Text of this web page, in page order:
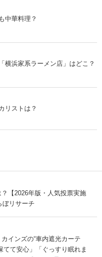
中華料理？
横浜家系ラーメン店」はどこ？
リストは？
【2026年版・人気投票実施
ぼリサーチ
インズの“車内遮光カーテ
て安心」「ぐっすり眠れま